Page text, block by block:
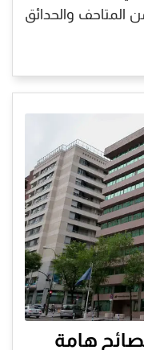
المتاحف والحدائق
هامة